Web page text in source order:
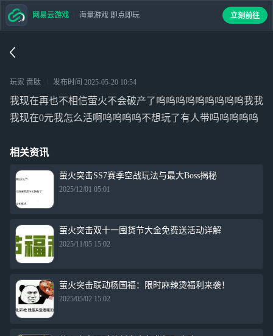
玩家 啬肽 发布时间 2025-05-20 10:54
我现在再也不相信萤火不会破产了呜呜呜呜呜呜呜呜呜我我
我现在0元我怎么活啊呜呜呜呜不想玩了有人带吗呜呜呜呜
相关资讯
萤火突击SS7赛季空战玩法与最大Boss揭秘
2025/12/01 05:01
萤火突击双十一囤货节大金免费送活动详解
2025/11/05 15:02
萤火突击联动杨国福：限时麻辣烫福利来袭！
2025/05/02 15:02
网易云游戏 海量游戏 即点即玩 立刻前往